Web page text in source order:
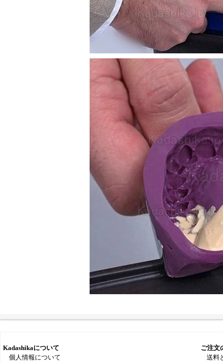
Kadashikaについて
個人情報について
ご注文
送料